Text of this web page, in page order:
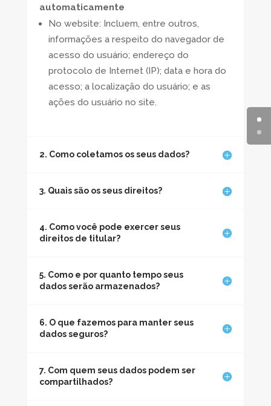
automaticamente
No website: Incluem, entre outros,
informações a respeito do navegador de
acesso do usuário; endereço do
protocolo de Internet (IP); data e hora do
acesso; a localização do usuário; e as
ações do usuário no site.
2. Como coletamos os seus dados?
3. Quais são os seus direitos?
4. Como você pode exercer seus
direitos de titular?
5. Como e por quanto tempo seus
dados serão armazenados?
6. O que fazemos para manter seus
dados seguros?
7. Com quem seus dados podem ser
compartilhados?